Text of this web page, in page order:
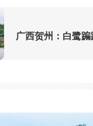
广西贺州：白鹭